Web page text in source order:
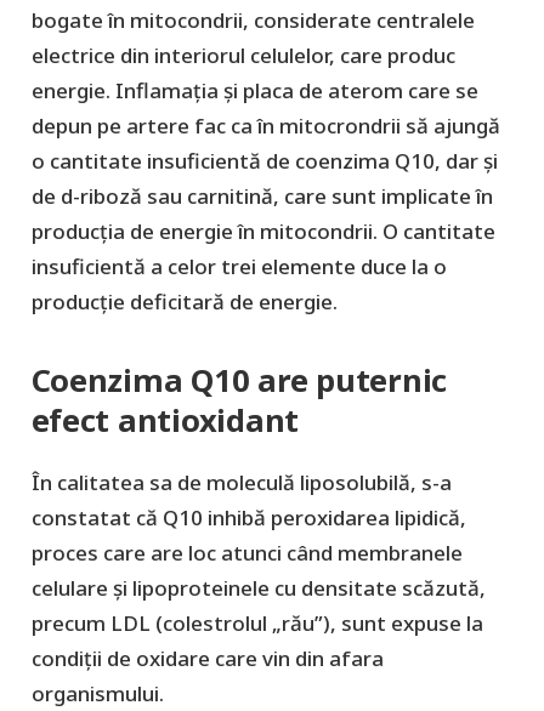
bogate în mitocondrii, considerate centralele
electrice din interiorul celulelor, care produc
energie. Inflamația și placa de aterom care se
depun pe artere fac ca în mitocrondrii să ajungă
o cantitate insuficientă de coenzima Q10, dar și
de d-riboză sau carnitină, care sunt implicate în
producția de energie în mitocondrii. O cantitate
insuficientă a celor trei elemente duce la o
producție deficitară de energie.
Coenzima Q10 are puternic
efect antioxidant
În calitatea sa de moleculă liposolubilă, s-a
constatat că Q10 inhibă peroxidarea lipidică,
proces care are loc atunci când membranele
celulare și lipoproteinele cu densitate scăzută,
precum LDL (colestrolul „rău”), sunt expuse la
condiții de oxidare care vin din afara
organismului.